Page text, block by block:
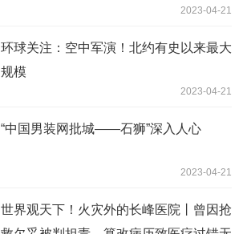
2023-04-21
环球关注：空中军演！北约有史以来最大
规模
2023-04-21
“中国男装网批城——石狮”深入人心
2023-04-21
世界观天下！火灾外的长峰医院丨曾因抢